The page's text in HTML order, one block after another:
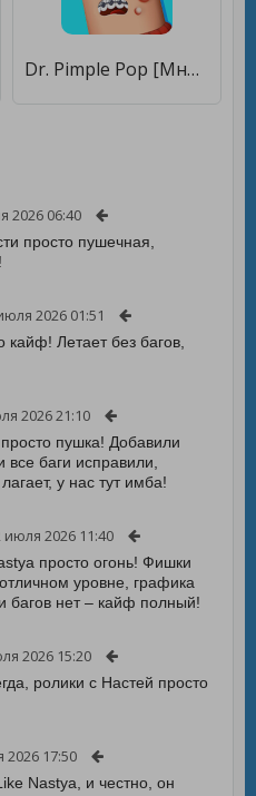
Dr. Pimple Pop [Много денег]
2026 06:40
просто пушечная,
2026 01:51
Летает без багов,
2026 21:10
пушка! Добавили
баги исправили,
у нас тут имба!
июля 2026 11:40
просто огонь! Фишки
уровне, графика
багов нет – кайф полный!
2026 15:20
ролики с Настей просто
2026 17:50
Nastya, и честно, он